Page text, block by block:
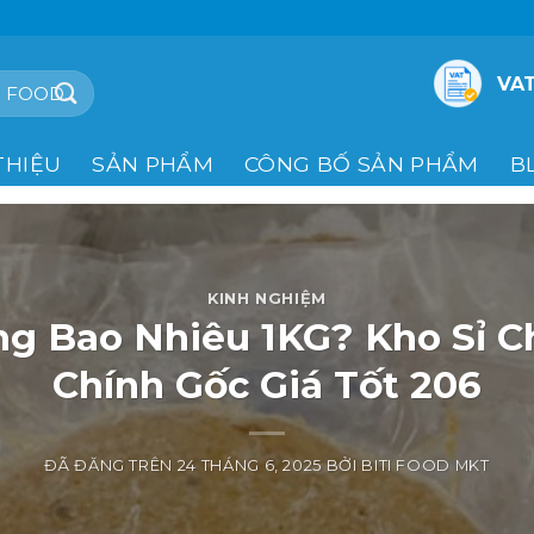
SẢN PHẨM CÔNG BỐ SẢN PHẨM
KINH NGHIỆM
Bao Nhiêu 1KG? Kho Sỉ
Chính Gốc Giá Tốt 206
ĐÃ ĐĂNG TRÊN 24 THÁNG 6, 2025 BỞI BITI FOOD MKT